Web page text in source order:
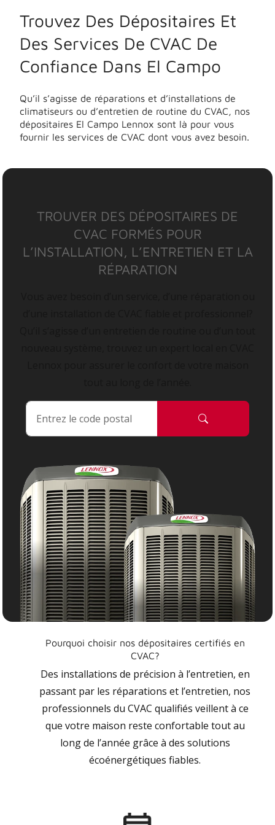
Trouvez Des Dépositaires Et
Des Services De CVAC De
Confiance Dans El Campo
Qu’il s’agisse de réparations et d’installations de
climatiseurs ou d’entretien de routine du CVAC, nos
dépositaires El Campo Lennox sont là pour vous
fournir les services de CVAC dont vous avez besoin.
TROUVER DES DÉPOSITAIRES DE
CVAC FORMÉS POUR
L’INSTALLATION, L’ENTRETIEN ET LA
RÉPARATION
Pourquoi choisir nos dépositaires certifiés en
CVAC?
Des installations de précision à l’entretien, en
passant par les réparations et l’entretien, nos
professionnels du CVAC qualifiés veillent à ce
que votre maison reste confortable tout au
long de l’année grâce à des solutions
écoénergétiques fiables.